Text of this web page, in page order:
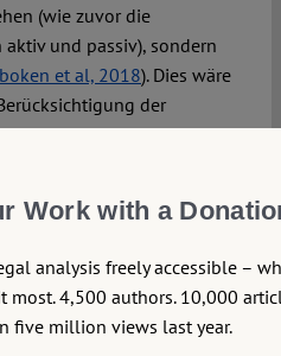
(wie zuvor die
und passiv), sondern
et al, 2018). Dies wäre
der
festzustellen
nach Art.
ein
völlig neutral sein. Jede
Parametern enthält eine
hätten dennoch einen
so neutral
Haftungsprivileg
Work with a
analysis freely accessible –
most. 4,500 authors. 10,000
five million views last year.